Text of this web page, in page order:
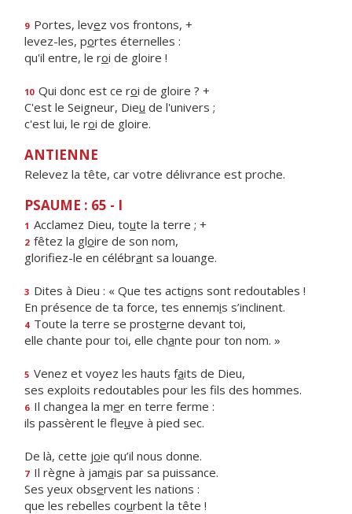
9 Portes, levez vos frontons, +
levez-les, portes éternelles :
qu'il entre, le roi de gloire !
10 Qui donc est ce roi de gloire ? +
C'est le Seigneur, Dieu de l'univers ;
c'est lui, le roi de gloire.
ANTIENNE
Relevez la tête, car votre délivrance est proche.
PSAUME : 65 - I
1 Acclamez Dieu, toute la terre ; +
2 fêtez la gloire de son nom,
glorifiez-le en célébrant sa louange.
3 Dites à Dieu : « Que tes actions sont redoutables !
En présence de ta force, tes ennemis s’inclinent.
4 Toute la terre se prosterne devant toi,
elle chante pour toi, elle chante pour ton nom. »
5 Venez et voyez les hauts faits de Dieu,
ses exploits redoutables pour les fls des hommes.
6 Il changea la mer en terre ferme :
ils passèrent le fleuve à pied sec.
De là, cette joie qu’il nous donne.
7 Il règne à jamais par sa puissance.
Ses yeux observent les nations :
que les rebelles courbent la tête !